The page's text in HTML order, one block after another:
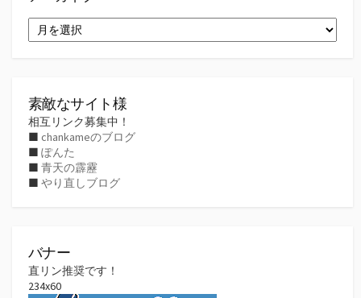
ー
素敵なサイト様
相互リンク募集中！
■ chankameのブログ
■ ぽんた
■ 青天の霹靂
■ やり直しブログ
バナー
直リン推奨です！
234x60